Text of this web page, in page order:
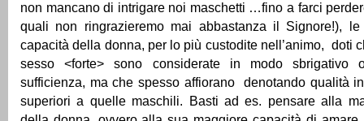
non mancano di intrigare noi maschetti …fino a farci
quali non ringrazieremo mai abbastanza il Signore!),
capacità della donna, per lo più custodite nell’animo, doti
sesso <forte> sono considerate in modo sbrigativo
sufficienza, ma che spesso affiorano denotando qualità
superiori a quelle maschili. Basti ad es. pensare alla